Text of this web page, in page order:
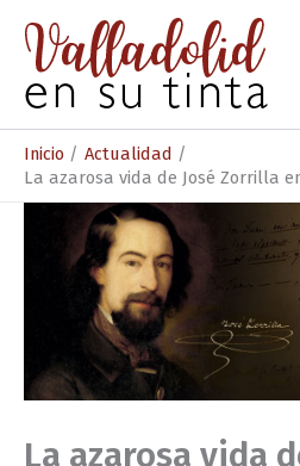
contenido
Inicio
Actualidad
La azarosa vida de José Zorrilla en
La azarosa vida